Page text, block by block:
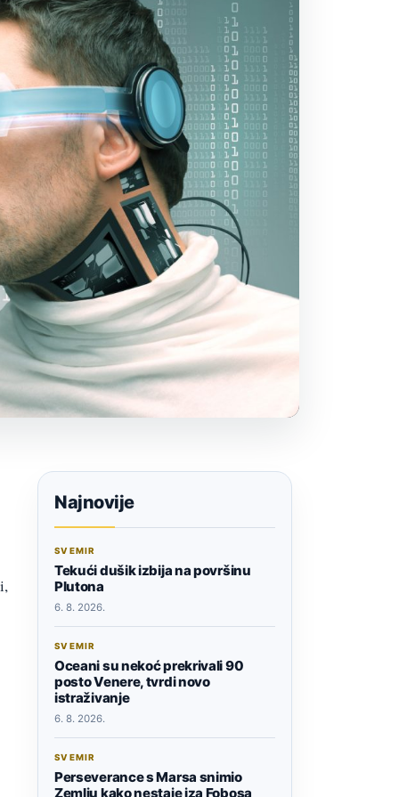
Najnovije
SVEMIR
Tekući dušik izbija na površinu
Plutona
6. 8. 2026.
SVEMIR
Oceani su nekoć prekrivali 90
posto Venere, tvrdi novo
istraživanje
6. 8. 2026.
SVEMIR
Perseverance s Marsa snimio
Zemlju kako nestaje iza Fobosa